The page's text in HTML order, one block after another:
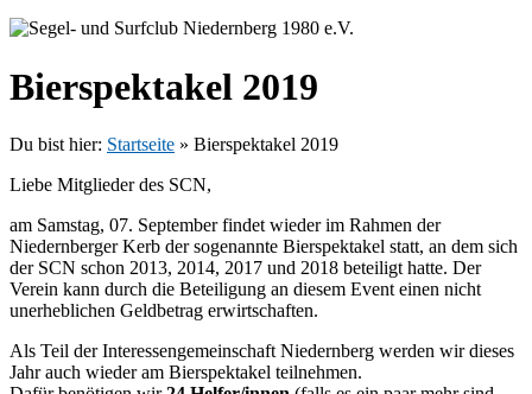
Bierspektakel 2019
Du bist hier: Startseite » Bierspektakel 2019
Liebe Mitglieder des SCN,
am Samstag, 07. September findet wieder im Rahmen der
Niedernberger Kerb der sogenannte Bierspektakel statt, an dem sich
der SCN schon 2013, 2014, 2017 und 2018 beteiligt hatte. Der
Verein kann durch die Beteiligung an diesem Event einen nicht
unerheblichen Geldbetrag erwirtschaften.
Als Teil der Interessengemeinschaft Niedernberg werden wir dieses
Jahr auch wieder am Bierspektakel teilnehmen.